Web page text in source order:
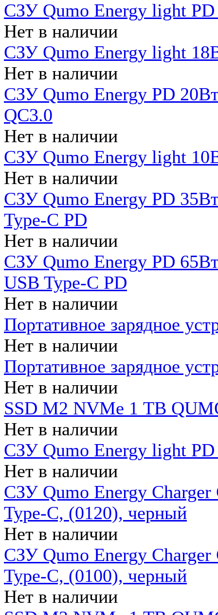
СЗУ Qumo Energy light
Нет в наличии
СЗУ Qumo Energy light
Нет в наличии
СЗУ Qumo Energy PD
QC3.0
Нет в наличии
СЗУ Qumo Energy light
Нет в наличии
СЗУ Qumo Energy PD
Type-C PD
Нет в наличии
СЗУ Qumo Energy PD
USB Type-C PD
Нет в наличии
Портативное зарядное
Нет в наличии
Портативное зарядное
Нет в наличии
SSD M2 NVMe 1 ТB
Нет в наличии
СЗУ Qumo Energy light PD
Нет в наличии
СЗУ Qumo Energy
Type-C, (0120), черный
Нет в наличии
СЗУ Qumo Energy
Type-C, (0100), черный
Нет в наличии